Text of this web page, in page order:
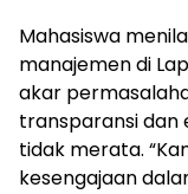
Mahasiswa
manajemen di
akar
transparansi dan
tidak merata.
kesengajaan